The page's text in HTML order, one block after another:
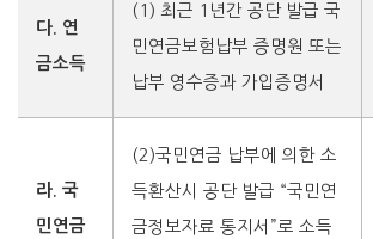
다. 연
금소득
(1) 최근 1년간 공단 발급 국
민연금보험납부 증명원 또는
납부 영수증과 가입증명서
라. 국
민연금
(2)국민연금 납부에 의한 소
득환산시 공단 발급 “국민연
금정보자료 통지서”로 소득